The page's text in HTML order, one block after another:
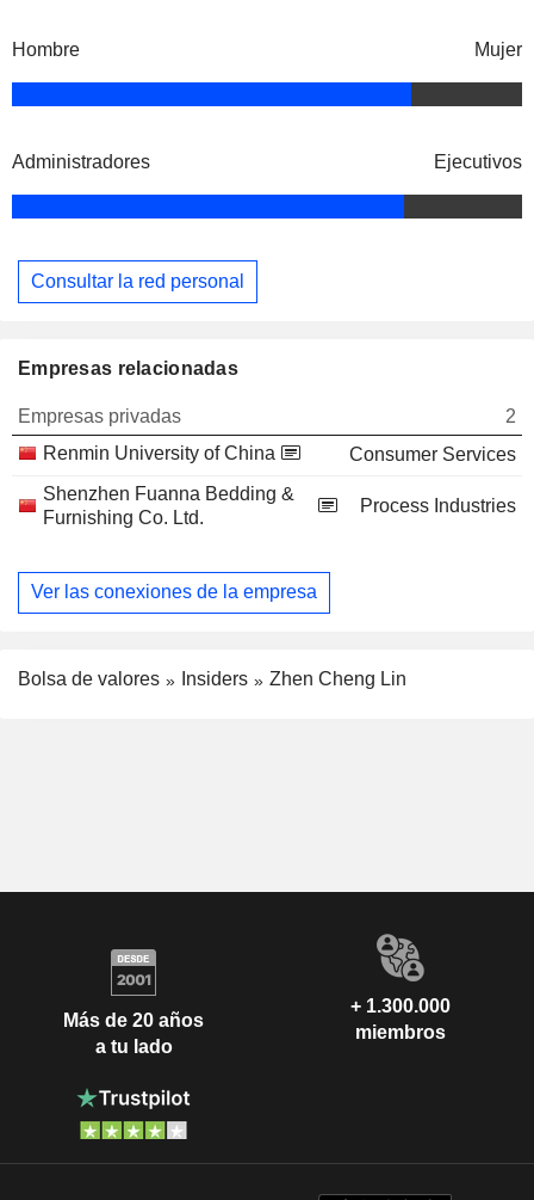
Hombre Mujer
Administradores Ejecutivos
Consultar la red personal
Empresas relacionadas
Empresas privadas
2
Renmin University of China
Consumer Services
Shenzhen Fuanna Bedding &
Furnishing Co. Ltd.
Process Industries
Ver las conexiones de la empresa
Bolsa de valores Insiders Zhen Cheng Lin
Más de 20 años
a tu lado
+ 1.300.000
miembros